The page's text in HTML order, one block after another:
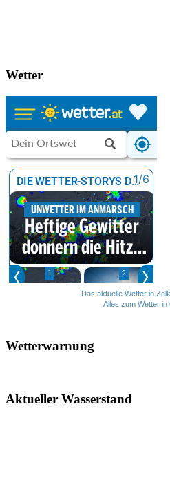
Wetter
Das aktuelle Wetter in
Alles zum Wetter
Wetterwarnung
Aktueller Wasserstand